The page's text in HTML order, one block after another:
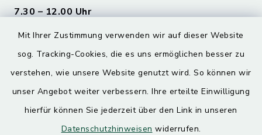
Mit Ihrer Zustimmung verwenden wir auf dieser Website
sog. Tracking-Cookies, die es uns ermöglichen besser zu
verstehen, wie unsere Website genutzt wird. So können wir
unser Angebot weiter verbessern. Ihre erteilte Einwilligung
hierfür können Sie jederzeit über den Link in unseren
Datenschutzhinweisen widerrufen.
7.30 – 12.00 Uhr
Donnerstag
7.30 – 12.00 Uhr
13.00 – 17.30 Uhr
Quicklinks